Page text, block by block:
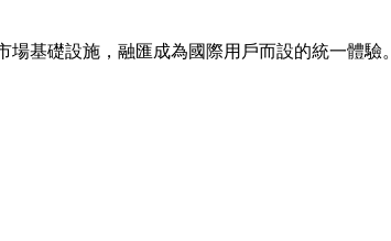
基礎設施，融匯成為國際用戶而設的統一體